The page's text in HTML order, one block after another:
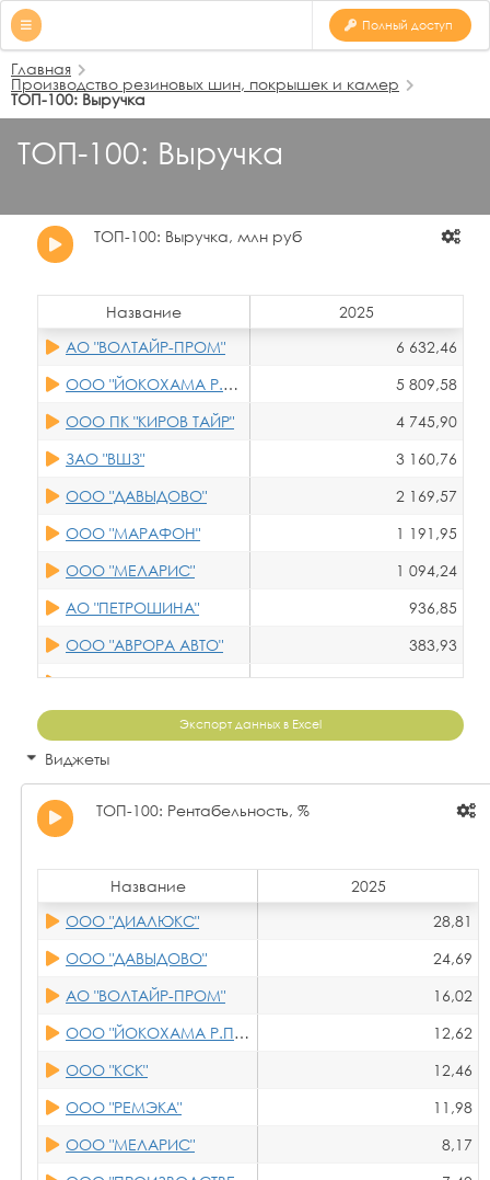
Полный доступ
Главная
Производство резиновых шин, покрышек и камер
ТОП-100: Выручка
ТОП-100: Выручка
ТОП-100: Выручка, млн руб
Название
2025
АО "ВОЛТАЙР-ПРОМ"
6 632,46
ООО "ЙОКОХАМА Р.П.З."
5 809,58
ООО ПК "КИРОВ ТАЙР"
4 745,90
ЗАО "ВШЗ"
3 160,76
ООО "ДАВЫДОВО"
2 169,57
ООО "МАРАФОН"
1 191,95
ООО "МЕЛАРИС"
1 094,24
АО "ПЕТРОШИНА"
936,85
ООО "АВРОРА АВТО"
383,93
ООО "РЕМЭКА"
184,54
ООО "ДИАЛЮКС"
165,35
ООО "РК-РАЙФЕН"
ООО "АГРОВЕКТОР"
ООО "ПРОИЗВОДСТВЕННОЕ ОБЪЕДИНЕНИЕ "ЭЛАСТОМЕР"
72,52
ООО "ПК "ЧЕМПИОН"
69,60
Экспорт данных в Excel
Виджеты
ТОП-100: Рентабельность, %
Название
2025
ООО "ДИАЛЮКС"
28,81
ООО "ДАВЫДОВО"
24,69
АО "ВОЛТАЙР-ПРОМ"
16,02
ООО "ЙОКОХАМА Р.П.З."
12,62
ООО "КСК"
12,46
ООО "РЕМЭКА"
11,98
ООО "МЕЛАРИС"
8,17